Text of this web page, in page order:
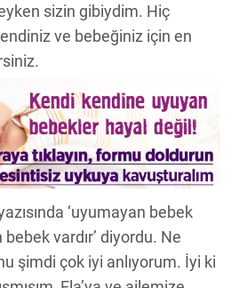
sizin gibiydim. Hiç
ve bebeğiniz için en
‘uyumayan bebek
vardır’ diyordu. Ne
şimdi çok iyi anlıyorum. İyi ki